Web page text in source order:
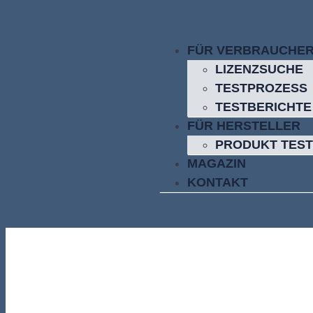
FÜR VERBRAUCHER
LIZENZSUCHE
TESTPROZESS
TESTBERICHTE
FÜR HERSTELLER
PRODUKT
MAGAZIN
KONTAKT